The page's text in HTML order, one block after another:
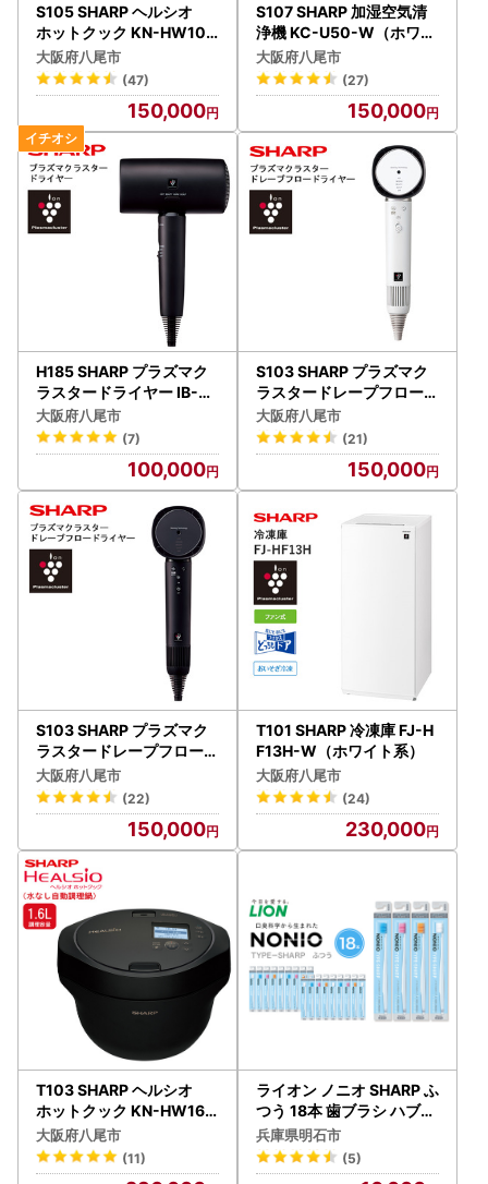
S105 SHARP ヘルシオ
ホットクック KN-HW10G
-B(ブラック系）
大阪府八尾市
(47)
150,000
S107 SHARP 加湿空気清
浄機 KC-U50-W（ホワイ
ト系）
大阪府八尾市
(27)
150,000
H185 SHARP プラズマク
ラスタードライヤー IB-P8
02-B（ブラック系ミッド
ナイトブラック）
大阪府八尾市
(7)
100,000
S103 SHARP プラズマク
ラスタードレープフロード
ライヤー IB-WX902-W(
ホワイト系ルミナスホワイ
ト)
大阪府八尾市
(21)
150,000
S103 SHARP プラズマク
ラスタードレープフロード
ライヤー IB-WX902-B(ブ
ラック系ミッドナイトブラ
ック)
大阪府八尾市
(22)
150,000
T101 SHARP 冷凍庫 FJ-H
F13H-W（ホワイト系）
大阪府八尾市
(24)
230,000
T103 SHARP ヘルシオ
ホットクック KN-HW16H
-B（プレミアムブラック
）
大阪府八尾市
(11)
ライオン ノニオ SHARP ふ
つう 18本 歯ブラシ ハブラ
シ
兵庫県明石市
(5)